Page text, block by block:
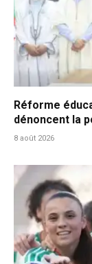
Réforme
dénoncent la
8 août 2026